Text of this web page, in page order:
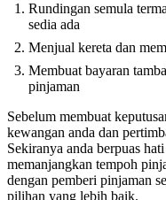
Rundingan semula
sedia ada
Menjual kereta dan
Membuat bayaran
pinjaman
Sebelum membuat
kewangan anda dan
Sekiranya anda berpuas
memanjangkan tempoh
dengan pemberi pinjaman
pilihan yang lebih baik.